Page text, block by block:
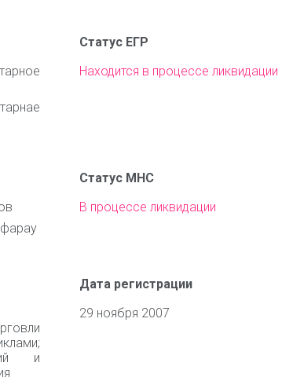
Статус ЕГР
Находится в процессе ликвидации
Статус МНС
В процессе ликвидации
и
Дата регистрации
29 ноября 2007